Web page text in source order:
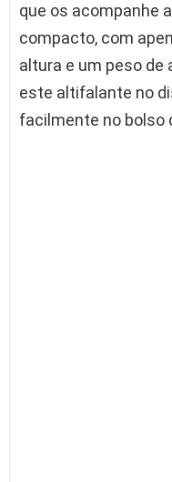
que os acompanhe
compacto, com
altura e um peso de
este altifalante no
facilmente no bolso